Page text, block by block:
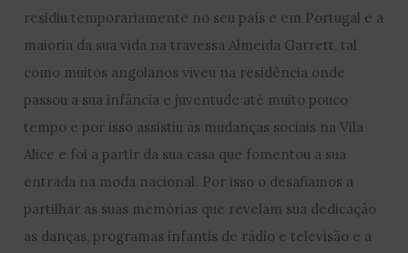
residiu temporariamente no seu país e em Portugal e a
maioria da sua vida na travessa Almeida Garrett, tal
como muitos angolanos viveu na residência onde
passou a sua infância e juventude até muito pouco
tempo e por isso assistiu às mudanças sociais na Vila
Alice e foi a partir da sua casa que fomentou a sua
entrada na moda nacional. Por isso o desafiamos a
partilhar as suas memórias que revelam sua dedicação
as danças, programas infantis de rádio e televisão e a